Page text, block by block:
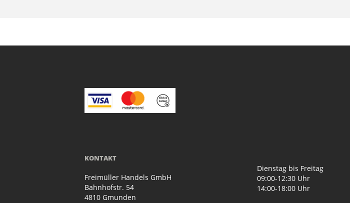
KONTAKT
Freimüller Handels GmbH
Bahnhofstr. 54
4810 Gmunden
Dienstag bis Freitag
09:00-12:30 Uhr
14:00-18:00 Uhr